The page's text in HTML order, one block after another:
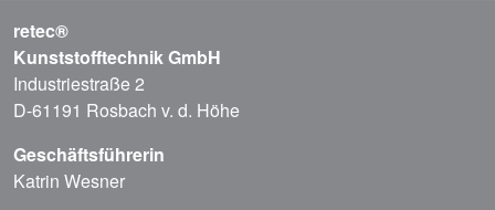
retec®
Kunststofftechnik GmbH
Industriestraße 2
D-61191 Rosbach v. d. Höhe
Geschäftsführerin
Katrin Wesner